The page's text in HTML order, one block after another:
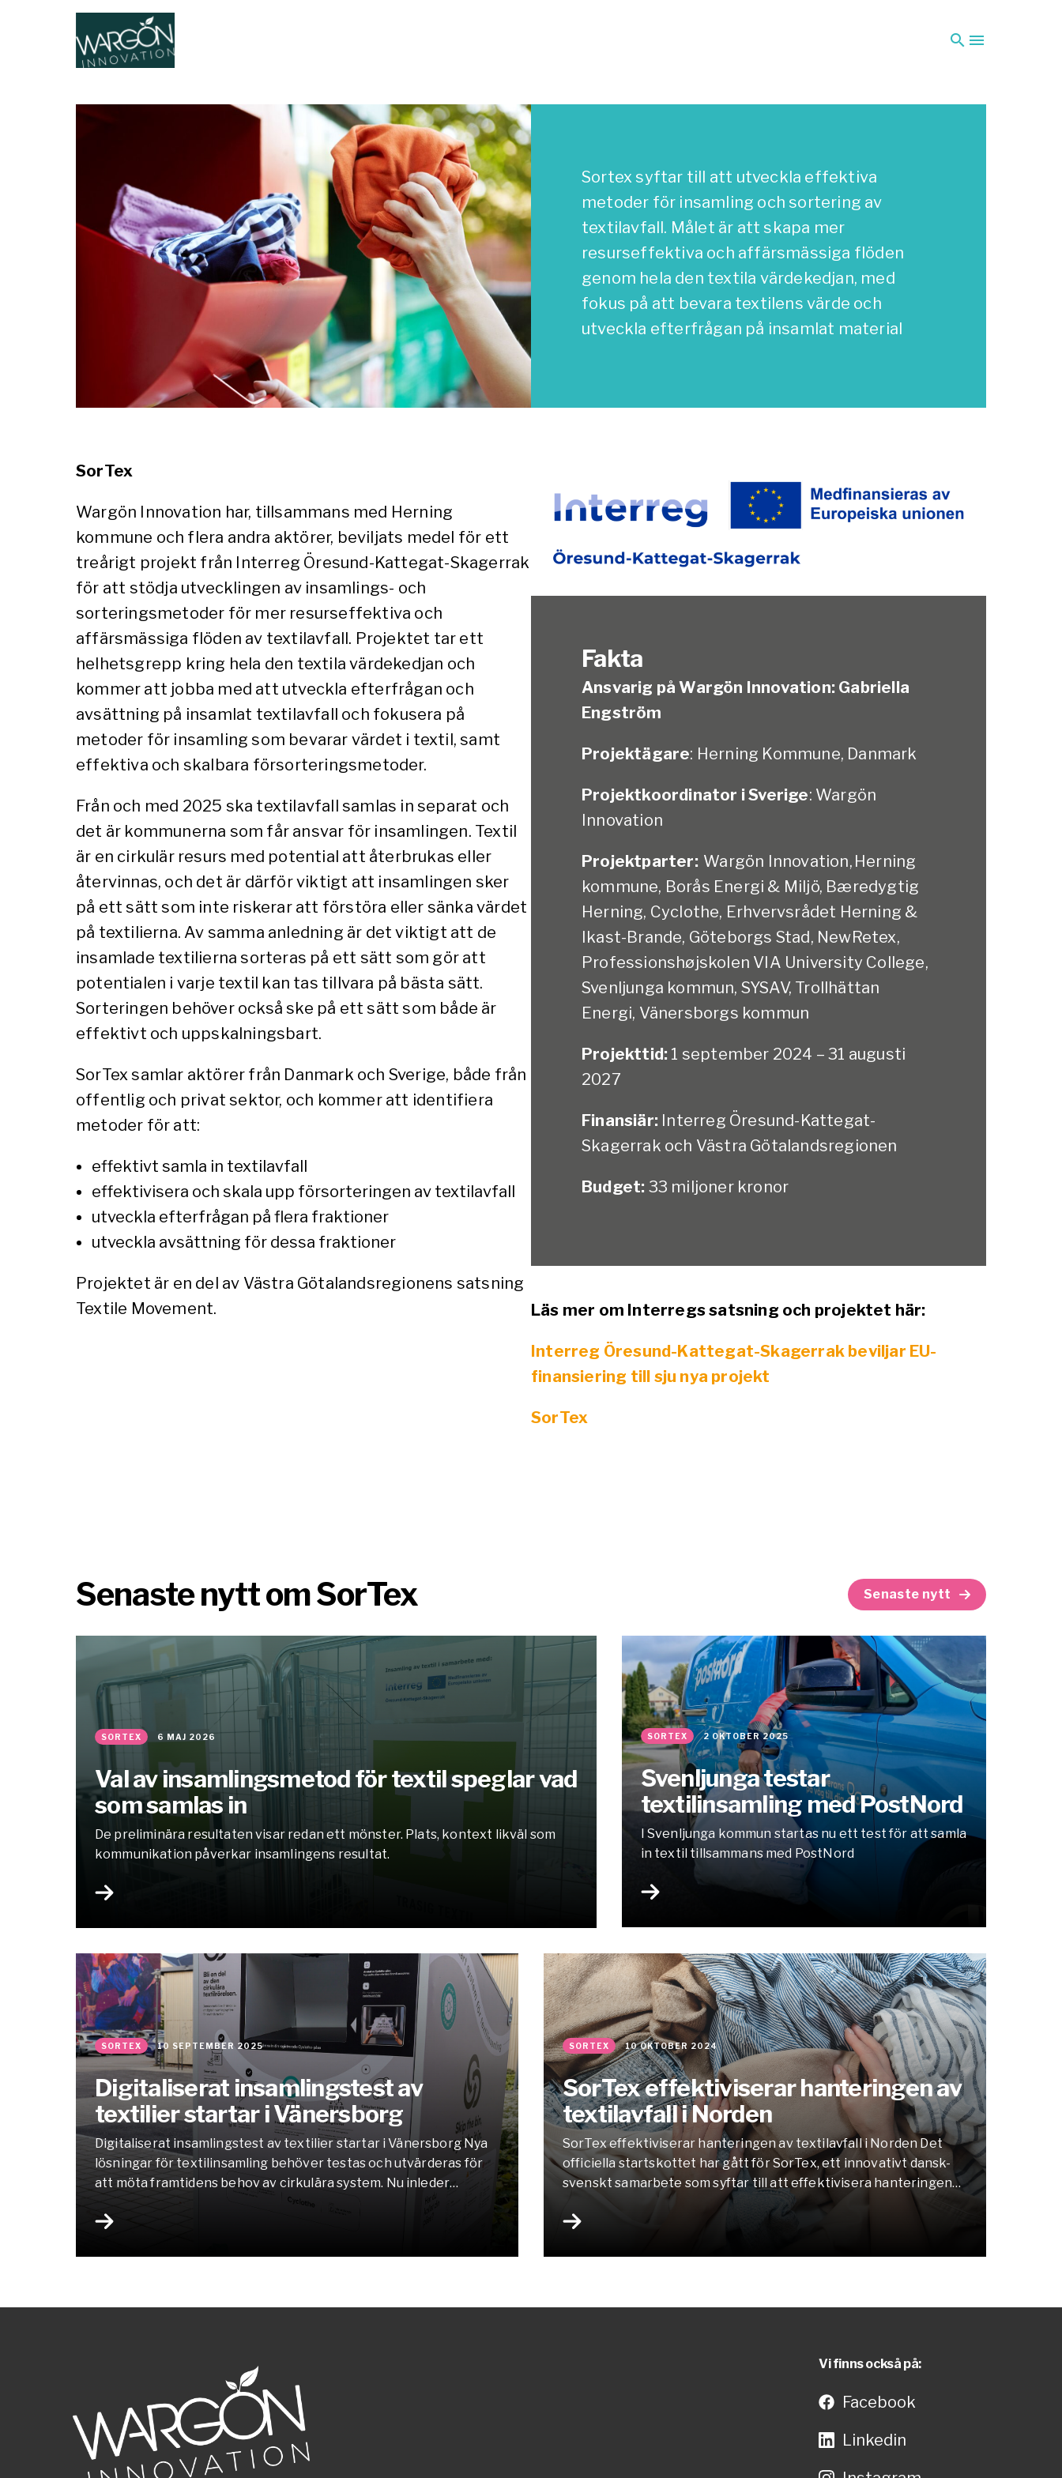
search menu
Sortex syftar till att utveckla effektiva
metoder för insamling och sortering av
textilavfall . Målet är att skapa mer
resurseffektiva och affärsmässiga flöden
genom hela den textila värdekedjan, med
fokus på att bevara textilens värde och
utveckla efterfrågan på insamlat material
SorTex
Wargön Innovation har, tillsammans med Herning
kommune och flera andra aktörer, beviljats medel för ett
treårigt projekt från Interreg Öresund-Kattegat-Skagerrak
för att stödja utvecklingen av insamlings- och
sorteringsmetoder för mer resurseffektiva och
affärsmässiga flöden av textilavfall. Projektet tar ett
helhetsgrepp kring hela den textila värdekedjan och
kommer att jobba med att utveckla efterfrågan och
avsättning på insamlat textilavfall och fokusera på
metoder för insamling som bevarar värdet i textil, samt
effektiva och skalbara försorteringsmetoder.
Från och med 2025 ska textilavfall samlas in separat och
det är kommunerna som får ansvar för insamlingen. Textil
är en cirkulär resurs med potential att återbrukas eller
återvinnas, och det är därför viktigt att insamlingen sker
på ett sätt som inte riskerar att förstöra eller sänka värdet
på textilierna. Av samma anledning är det viktigt att de
insamlade textilierna sorteras på ett sätt som gör att
potentialen i varje textil kan tas tillvara på bästa sätt.
Sorteringen behöver också ske på ett sätt som både är
effektivt och uppskalningsbart.
SorTex samlar aktörer från Danmark och Sverige, både från
offentlig och privat sektor, och kommer att identifiera
metoder för att:
effektivt samla in textilavfall
effektivisera och skala upp försorteringen av textilavfall
utveckla efterfrågan på flera fraktioner
utveckla avsättning för dessa fraktioner
Projektet är en del av Västra Götalandsregionens satsning
Textile Movement.
Fakta
Ansvarig på Wargön Innovation: Gabriella
Engström
Projektägare: Herning Kommune, Danmark
Projektkoordinator i Sverige: Wargön
Innovation
Projektparter: Wargön Innovation, Herning
kommune, Borås Energi & Miljö, Bæredygtig
Herning, Cyclothe, Erhvervsrådet Herning &
Ikast-Brande, Göteborgs Stad, NewRetex,
Professionshøjskolen VIA University College,
Svenljunga kommun, SYSAV, Trollhättan
Energi, Vänersborgs kommun
Projekttid: 1 september 2024 – 31 augusti
2027
Finansiär: Interreg Öresund-Kattegat-
Skagerrak och Västra Götalandsregionen
Budget: 33 miljoner kronor
Läs mer om Interregs satsning och projektet här:
Interreg Öresund-Kattegat-Skagerrak beviljar EU-
finansiering till sju nya projekt
SorTex
Senaste nytt om SorTex Senaste nytt
SORTEX 6 MAJ 2026
Val av insamlingsmetod för textil speglar vad
som samlas in
De preliminära resultaten visar redan ett mönster. Plats, kontext likväl som
kommunikation påverkar insamlingens resultat.
SORTEX 2 OKTOBER 2025
Svenljunga testar
textilinsamling med PostNord
I Svenljunga kommun startas nu ett test för att samla
in textil tillsammans med PostNord
SORTEX 10 SEPTEMBER 2025
Digitaliserat insamlingstest av
textilier startar i Vänersborg
Digitaliserat insamlingstest av textilier startar i Vänersborg Nya
lösningar för textilinsamling behöver testas och utvärderas för
att möta framtidens behov av cirkulära system. Nu inleder
Vänersborgs kommun tillsammans med Wargön Innovation och
Cyclothe ett spännande pilotprojekt där digital teknik står i
möjlighet att delta i…
SORTEX 10 OKTOBER 2024
SorTex effektiviserar hanteringen av
textilavfall i Norden
SorTex effektiviserar hanteringen av textilavfall i Norden Det
officiella startskottet har gått för SorTex, ett innovativt dansk-
svenskt samarbete som syftar till att effektivisera hanteringen
av textilavfall i Norden. Projektet, som leds av Herning kommune i
Danmark i samarbete med Wargön Innovation i Sverige, har nu
Vi finns också på:
Facebook
Linkedin